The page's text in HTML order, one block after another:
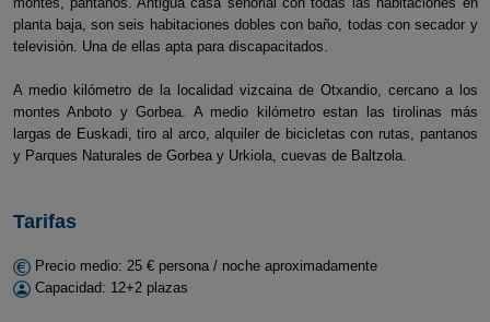
planta baja, son seis habitaciones dobles con baño, todas con secador y
televisión. Una de ellas apta para discapacitados.
A medio kilómetro de la localidad vizcaina de Otxandio, cercano a los
montes Anboto y Gorbea. A medio kilómetro estan las tirolinas más
largas de Euskadi, tiro al arco, alquiler de bicicletas con rutas, pantanos
y Parques Naturales de Gorbea y Urkiola, cuevas de Baltzola.
Tarifas
Precio medio: 25 € persona / noche aproximadamente
Capacidad: 12+2 plazas